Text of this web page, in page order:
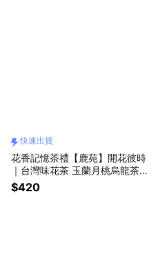
快速出貨
花香記憶茶禮【鹿苑】開花彼時
｜台灣味花茶 玉蘭月桃烏龍茶
（茶包）「快速出貨」
$420